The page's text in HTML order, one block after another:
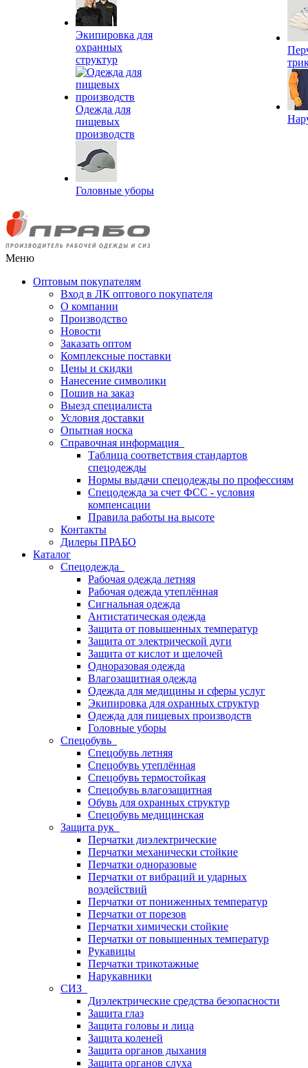
Экипировка для
охранных
структур
Одежда для
пищевых
производств
Головные уборы
Меню
Оптовым покупателям
Вход в ЛК оптового покупателя
О компании
Производство
Новости
Заказать оптом
Комплексные поставки
Цены и скидки
Нанесение символики
Пошив на заказ
Выезд специалиста
Условия доставки
Опытная носка
Справочная информация
Таблица соответствия стандартов
спецодежды
Нормы выдачи спецодежды по профессиям
Спецодежда за счет ФСС - условия
компенсации
Правила работы на высоте
Контакты
Дилеры ПРАБО
Каталог
Спецодежда
Рабочая одежда летняя
Рабочая одежда утеплённая
Сигнальная одежда
Антистатическая одежда
Защита от повышенных температур
Защита от электрической дуги
Защита от кислот и щелочей
Одноразовая одежда
Влагозащитная одежда
Одежда для медицины и сферы услуг
Экипировка для охранных структур
Одежда для пищевых производств
Головные уборы
Спецобувь
Спецобувь летняя
Спецобувь утеплённая
Спецобувь термостойкая
Спецобувь влагозащитная
Обувь для охранных структур
Спецобувь медицинская
Защита рук
Перчатки диэлектрические
Перчатки механически стойкие
Перчатки одноразовые
Перчатки от вибраций и ударных
воздействий
Перчатки от пониженных температур
Перчатки от порезов
Перчатки химически стойкие
Перчатки от повышенных температур
Рукавицы
Перчатки трикотажные
Нарукавники
СИЗ
Диэлектрические средства безопасности
Защита глаз
Защита головы и лица
Защита коленей
Защита органов дыхания
Защита органов слуха